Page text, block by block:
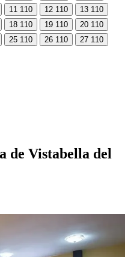
11 110 12 110 13 110
18 110 19 110 20 110
25 110 26 110 27 110
de Vistabella del